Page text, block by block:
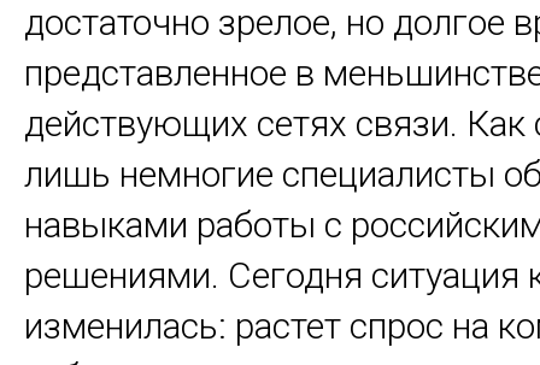
достаточно зрелое, но долгое
представленное в
действующих сетях связи. Как
лишь немногие специалисты
навыками работы с
решениями. Сегодня ситуация
изменилась: растет спрос на